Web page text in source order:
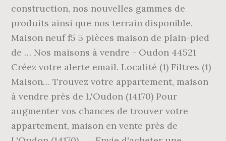
construction, nos nouvelles gammes de
produits ainsi que nos terrain disponible.
Maison neuf f5 5 pièces maison de plain-pied
de … Nos maisons à vendre - Oudon 44521
Créez votre alerte email. Localité (1) Filtres (1)
Maison… Trouvez votre appartement, maison
à vendre près de L'Oudon (14170) Pour
augmenter vos chances de trouver votre
appartement, maison en vente près de